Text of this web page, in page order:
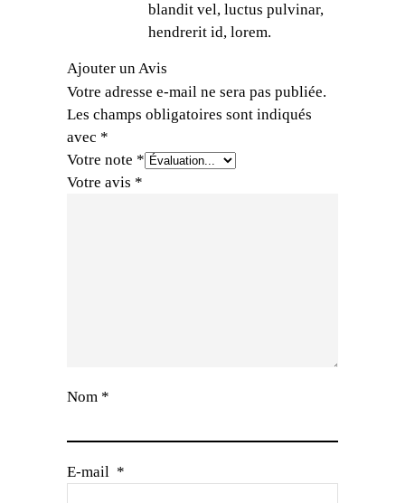
blandit vel, luctus pulvinar,
hendrerit id, lorem.
Ajouter un Avis
Votre adresse e-mail ne sera pas publiée.
Les champs obligatoires sont indiqués
avec *
Votre note *
Votre avis *
Nom *
E-mail *